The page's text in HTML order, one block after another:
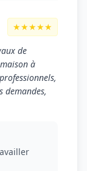
★★★★★
de
à
demandes,